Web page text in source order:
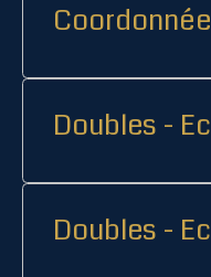
Doubles -
Doubles -